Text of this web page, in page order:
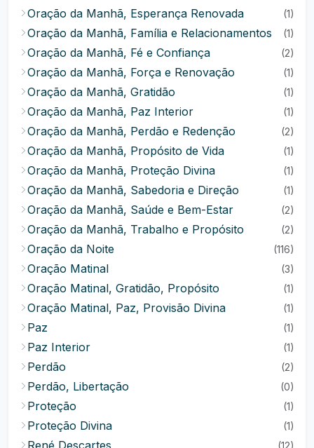
Oração da Manhã, Esperança Renovada
(1)
Oração da Manhã, Família e Relacionamentos (1)
Oração da Manhã, Fé e Confiança (2)
Oração da Manhã, Força e Renovação (1)
Oração da Manhã, Gratidão (1)
Oração da Manhã, Paz Interior (1)
Oração da Manhã, Perdão e Redenção (2)
Oração da Manhã, Propósito de Vida (1)
Oração da Manhã, Proteção Divina (1)
Oração da Manhã, Sabedoria e Direção (1)
Oração da Manhã, Saúde e Bem-Estar (2)
Oração da Manhã, Trabalho e Propósito (2)
Oração da Noite (116)
Oração Matinal (3)
Oração Matinal, Gratidão, Propósito (1)
Oração Matinal, Paz, Provisão Divina (1)
Paz (1)
Paz Interior (1)
Perdão (2)
Perdão, Libertação (0)
Proteção (1)
Proteção Divina (1)
René Descartes (12)